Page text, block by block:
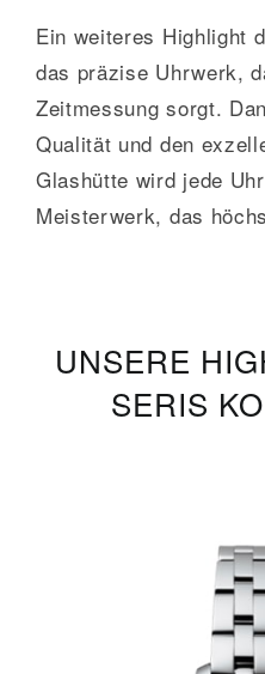
Ein weiteres Highlight
das präzise Uhrwerk,
Zeitmessung sorgt.
Qualität und den
Glashütte wird jede
Meisterwerk, das
UNSERE
SERIS